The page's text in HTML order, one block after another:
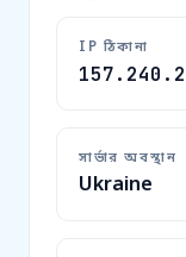
IP ঠিকানা
সার্ভার অবস্থান
Ukraine